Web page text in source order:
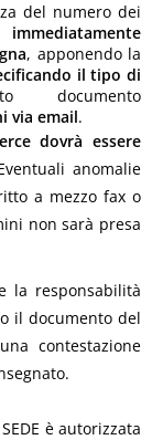
del numero dei
, apponendo la
il tipo di
documento
via email.
dovrà essere
anomalie
a mezzo fax o
non sarà presa
la responsabilità
il documento del
contestazione
è autorizzata